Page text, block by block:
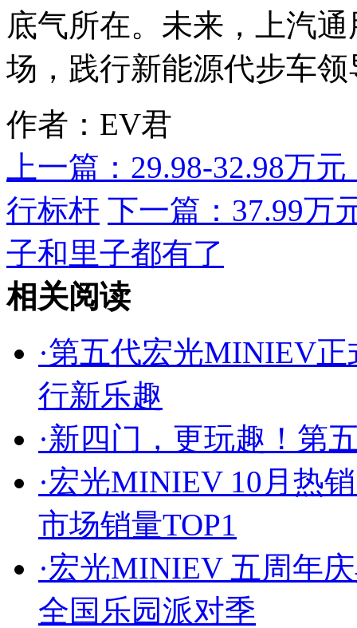
底气所在。未来，上汽
场，践行新能源代步车
作者：EV君
上一篇： 29.98-32.98万
行标杆 下一篇： 37.99万
子和里子都有了
相关阅读
·第五代宏光MINIEV
行新乐趣
·新四门，更玩趣！第
·宏光MINIEV 10月热
市场销量TOP1
·宏光MINIEV 五周年
全国乐园派对季